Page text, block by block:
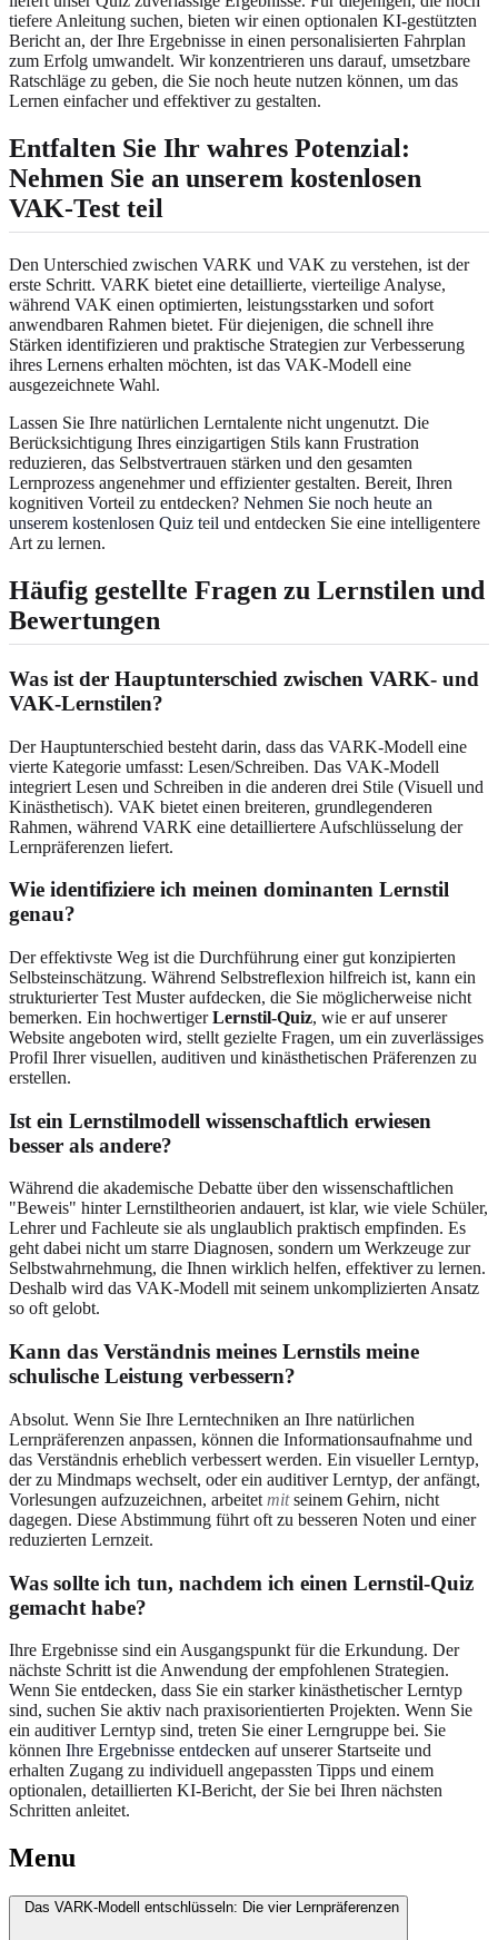
tiefere Anleitung suchen, bieten wir einen optionalen KI-gestützten
Bericht an, der Ihre Ergebnisse in einen personalisierten Fahrplan
zum Erfolg umwandelt. Wir konzentrieren uns darauf, umsetzbare
Ratschläge zu geben, die Sie noch heute nutzen können, um das
Lernen einfacher und effektiver zu gestalten.
Entfalten Sie Ihr wahres Potenzial:
Nehmen Sie an unserem kostenlosen
VAK-Test teil
Den Unterschied zwischen VARK und VAK zu verstehen, ist der
erste Schritt. VARK bietet eine detaillierte, vierteilige Analyse,
während VAK einen optimierten, leistungsstarken und sofort
anwendbaren Rahmen bietet. Für diejenigen, die schnell ihre
Stärken identifizieren und praktische Strategien zur Verbesserung
ihres Lernens erhalten möchten, ist das VAK-Modell eine
ausgezeichnete Wahl.
Lassen Sie Ihre natürlichen Lerntalente nicht ungenutzt. Die
Berücksichtigung Ihres einzigartigen Stils kann Frustration
reduzieren, das Selbstvertrauen stärken und den gesamten
Lernprozess angenehmer und effizienter gestalten. Bereit, Ihren
kognitiven Vorteil zu entdecken? Nehmen Sie noch heute an
unserem kostenlosen Quiz teil und entdecken Sie eine intelligentere
Art zu lernen.
Häufig gestellte Fragen zu Lernstilen und
Bewertungen
Was ist der Hauptunterschied zwischen VARK- und
VAK-Lernstilen?
Der Hauptunterschied besteht darin, dass das VARK-Modell eine
vierte Kategorie umfasst: Lesen/Schreiben. Das VAK-Modell
integriert Lesen und Schreiben in die anderen drei Stile (Visuell und
Kinästhetisch). VAK bietet einen breiteren, grundlegenderen
Rahmen, während VARK eine detailliertere Aufschlüsselung der
Lernpräferenzen liefert.
Wie identifiziere ich meinen dominanten Lernstil
genau?
Der effektivste Weg ist die Durchführung einer gut konzipierten
Selbsteinschätzung. Während Selbstreflexion hilfreich ist, kann ein
strukturierter Test Muster aufdecken, die Sie möglicherweise nicht
bemerken. Ein hochwertigerLernstil-Quiz, wie er auf unserer
Website angeboten wird, stellt gezielte Fragen, um ein zuverlässiges
Profil Ihrer visuellen, auditiven und kinästhetischen Präferenzen zu
erstellen.
Ist ein Lernstilmodell wissenschaftlich erwiesen
besser als andere?
Während die akademische Debatte über den wissenschaftlichen
"Beweis" hinter Lernstiltheorien andauert, ist klar, wie viele Schüler,
Lehrer und Fachleute sie als unglaublich praktisch empfinden. Es
geht dabei nicht um starre Diagnosen, sondern um Werkzeuge zur
Selbstwahrnehmung, die Ihnen wirklich helfen, effektiver zu lernen.
Deshalb wird das VAK-Modell mit seinem unkomplizierten Ansatz
so oft gelobt.
Kann das Verständnis meines Lernstils meine
schulische Leistung verbessern?
Absolut. Wenn Sie Ihre Lerntechniken an Ihre natürlichen
Lernpräferenzen anpassen, können die Informationsaufnahme und
das Verständnis erheblich verbessert werden. Ein visueller Lerntyp,
der zu Mindmaps wechselt, oder ein auditiver Lerntyp, der anfängt,
Vorlesungen aufzuzeichnen, arbeitet mitseinem Gehirn, nicht
dagegen. Diese Abstimmung führt oft zu besseren Noten und einer
reduzierten Lernzeit.
Was sollte ich tun, nachdem ich einen Lernstil-Quiz
gemacht habe?
Ihre Ergebnisse sind ein Ausgangspunkt für die Erkundung. Der
nächste Schritt ist die Anwendung der empfohlenen Strategien.
Wenn Sie entdecken, dass Sie ein starker kinästhetischer Lerntyp
sind, suchen Sie aktiv nach praxisorientierten Projekten. Wenn Sie
ein auditiver Lerntyp sind, treten Sie einer Lerngruppe bei. Sie
können Ihre Ergebnisse entdecken auf unserer Startseite und
erhalten Zugang zu individuell angepassten Tipps und einem
optionalen, detaillierten KI-Bericht, der Sie bei Ihren nächsten
Schritten anleitet.
Menu
Das VARK-Modell entschlüsseln: Die vier Lernpräferenzen